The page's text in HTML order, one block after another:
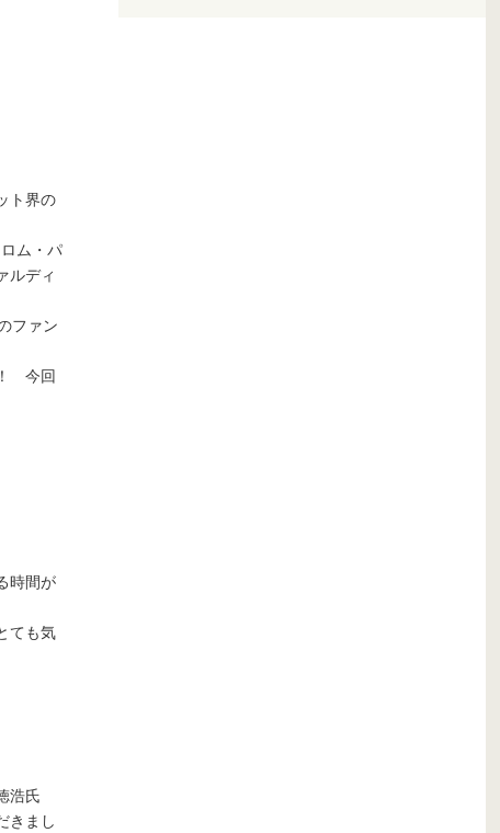
ト界の
ム・パ
ルディ
ファン
今回
時間が
ても気
浩氏
きまし